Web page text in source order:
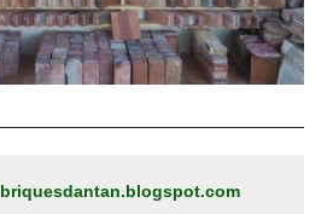
briquesdantan.blogspot.com